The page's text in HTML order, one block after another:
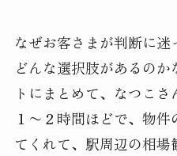
なぜお客さまが判断に
どんな選択肢があるの
トにまとめて、なつこさ
１〜２時間ほどで、物
てくれて、駅周辺の相